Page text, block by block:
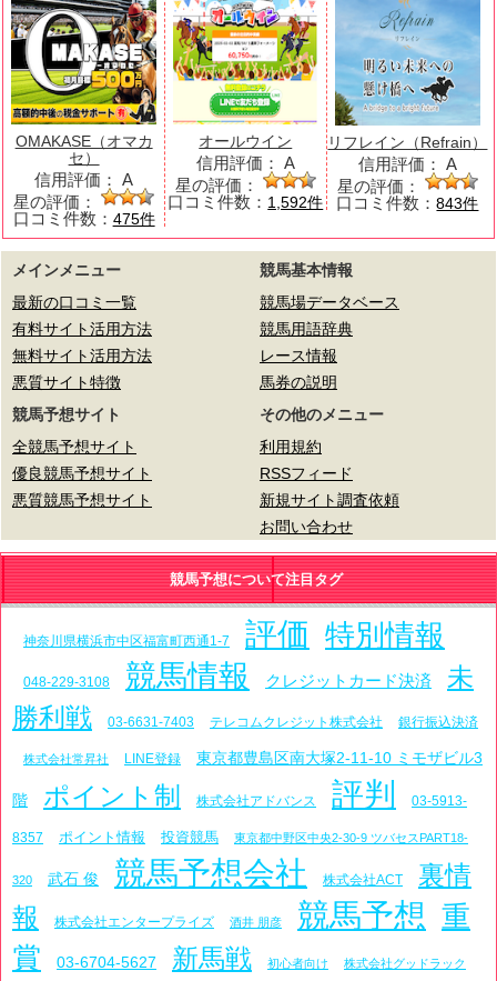
OMAKASE（オマカ
セ）
信用評価： A
星の評価：
口コミ件数： 475件
オールウイン
信用評価： A
星の評価：
口コミ件数： 1,592件
リフレイン（Refrain）
信用評価： A
星の評価：
口コミ件数：843件
メインメニュー
最新の口コミ一覧
有料サイト活用方法
無料サイト活用方法
悪質サイト特徴
競馬基本情報
競馬場データベース
競馬用語辞典
レース情報
馬券の説明
競馬予想サイト
全競馬予想サイト
優良競馬予想サイト
悪質競馬予想サイト
その他のメニュー
利用規約
RSSフィード
新規サイト調査依頼
お問い合わせ
競馬予想について注目タグ
神奈川県横浜市中区福富町西通1-7 評価 特別情報
048-229-3108 競馬情報 クレジットカード決済
未
勝利戦
03-6631-7403 テレコムクレジット株式会社 銀行振込決済
株式会社常昇社 LINE登録 東京都豊島区南大塚2-11-10 ミモザビル3
階 ポイント制 株式会社アドバンス 評判 03-5913-
8357 ポイント情報 投資競馬 東京都中野区中央2-30-9 ツバセスPART18-
320 武石 俊 競馬予想会社 株式会社ACT
裏情
報
株式会社エンタープライズ 酒井 朋彦 競馬予想 重
賞
03-6704-5627 新馬戦 初心者向け 株式会社グッドラック